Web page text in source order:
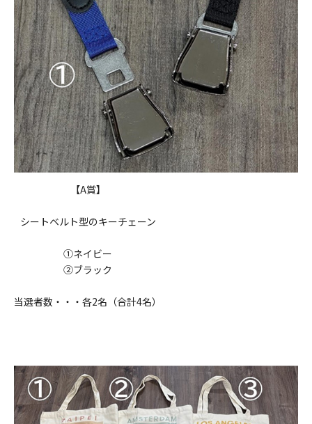
【A賞】
シートベルト型のキーチェーン
①ネイビー
②ブラック
当選者数・・・各2名（合計4名）